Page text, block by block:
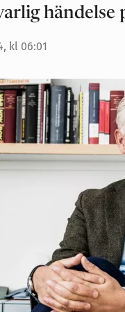
händelse
kl 06:01